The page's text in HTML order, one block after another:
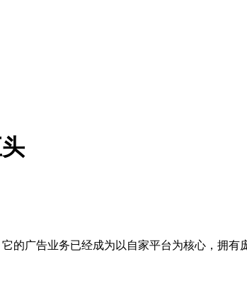
的广告业务已经成为以自家平台为核心，拥